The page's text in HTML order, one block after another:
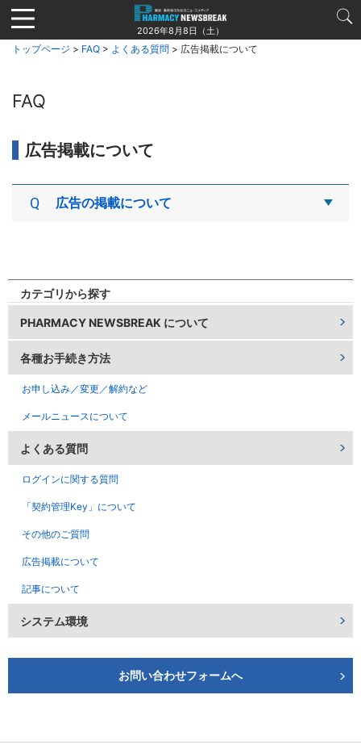
Jump
to
navigation
2026年8月8日（土）
トップページ > FAQ > よくある質問 > 広告掲載について
FAQ
広告掲載について
広告の掲載について
・お問い合わせフォーム
カテゴリから探す
PHARMACY NEWSBREAK について
各種お手続き方法
お申し込み／変更／解約など
メールニュースについて
よくある質問
ログインに関する質問
「契約管理Key」について
その他のご質問
広告掲載について
記事について
システム環境
お問い合わせフォームへ